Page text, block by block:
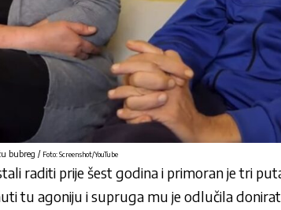
bubreg / Foto: Screenshot/YouTube
raditi prije šest godina i primoran je tri
tu agoniju i supruga mu je odlučila